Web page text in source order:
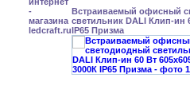
Встраиваемый офисный
светильник DALI Клип-ин
IP65 Призма